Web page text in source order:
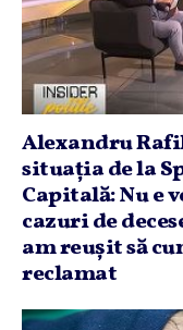
Alexandru
situaţia de la
Capitală: Nu e
cazuri de
am reuşit să
reclamat